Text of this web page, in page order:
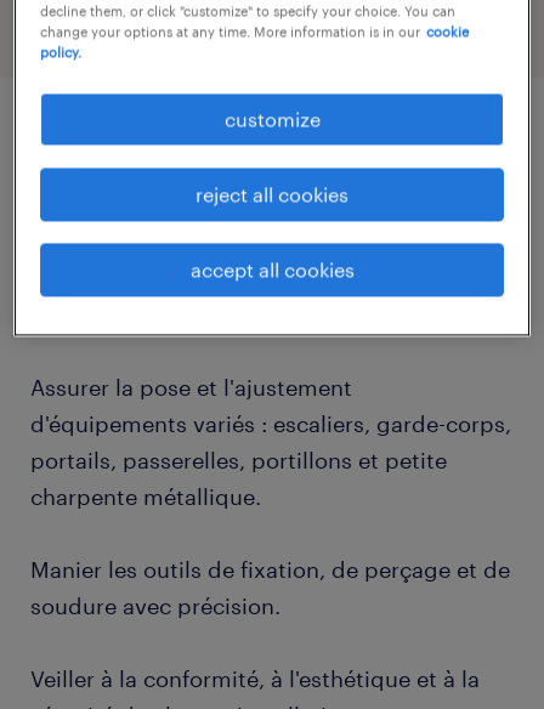
job details
descriptif du poste
Assurer la pose et l'ajustement
d'équipements variés : escaliers, garde-corps,
portails, passerelles, portillons et petite
charpente métallique.
Manier les outils de fixation, de perçage et de
soudure avec précision.
Veiller à la conformité, à l'esthétique et à la
decline them, or click "customize" to specify your choice. You can
change your options at any time. More information is in our cookie
policy.
customize
reject all cookies
accept all cookies